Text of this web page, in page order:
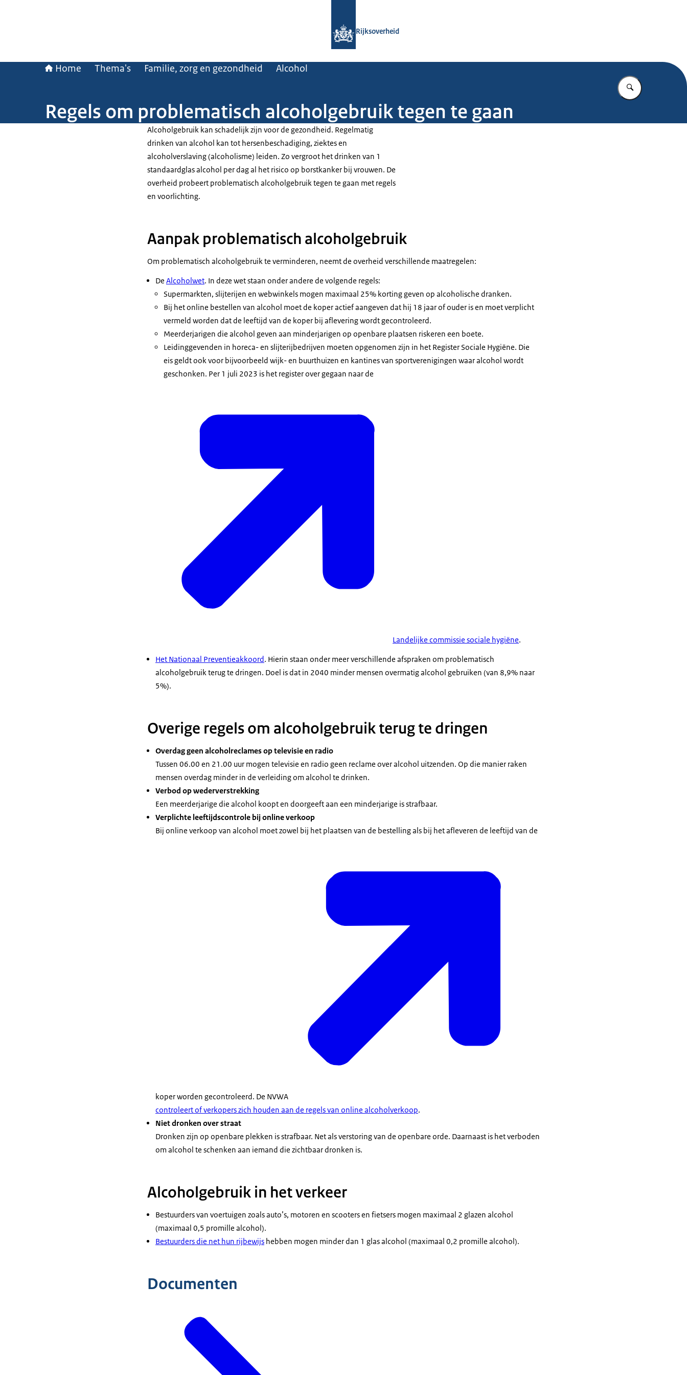
Rijksoverheid
Home Thema's Familie, zorg en gezondheid Alcohol
Vul in wat u
Regels om problematisch alcoholgebruik tegen te gaan
Alcoholgebruik kan schadelijk zijn voor de gezondheid. Regelmatig
drinken van alcohol kan tot hersenbeschadiging, ziektes en
alcoholverslaving (alcoholisme) leiden. Zo vergroot het drinken van 1
standaardglas alcohol per dag al het risico op borstkanker bij vrouwen. De
overheid probeert problematisch alcoholgebruik tegen te gaan met regels
en voorlichting.
Aanpak problematisch alcoholgebruik
Om problematisch alcoholgebruik te verminderen, neemt de overheid verschillende maatregelen:
De Alcoholwet. In deze wet staan onder andere de volgende regels:
Supermarkten, slijterijen en webwinkels mogen maximaal 25% korting geven op alcoholische dranken.
Bij het online bestellen van alcohol moet de koper actief aangeven dat hij 18 jaar of ouder is en moet verplicht
vermeld worden dat de leeftijd van de koper bij aflevering wordt gecontroleerd.
Meerderjarigen die alcohol geven aan minderjarigen op openbare plaatsen riskeren een boete.
Leidinggevenden in horeca- en slijterijbedrijven moeten opgenomen zijn in het Register Sociale Hygiëne. Die
eis geldt ook voor bijvoorbeeld wijk- en buurthuizen en kantines van sportverenigingen waar alcohol wordt
geschonken. Per 1 juli 2023 is het register over gegaan naar de
Landelijke commissie sociale hygiëne.
Het Nationaal Preventieakkoord. Hierin staan onder meer verschillende afspraken om problematisch
alcoholgebruik terug te dringen. Doel is dat in 2040 minder mensen overmatig alcohol gebruiken (van 8,9% naar
5%).
Overige regels om alcoholgebruik terug te dringen
Overdag geen alcoholreclames op televisie en radio
Tussen 06.00 en 21.00 uur mogen televisie en radio geen reclame over alcohol uitzenden. Op die manier raken
mensen overdag minder in de verleiding om alcohol te drinken.
Verbod op wederverstrekking
Een meerderjarige die alcohol koopt en doorgeeft aan een minderjarige is strafbaar.
Verplichte leeftijdscontrole bij online verkoop
Bij online verkoop van alcohol moet zowel bij het plaatsen van de bestelling als bij het afleveren de leeftijd van de
koper worden gecontroleerd. De NVWA
controleert of verkopers zich houden aan de regels van online alcoholverkoop.
Niet dronken over straat
Dronken zijn op openbare plekken is strafbaar. Net als verstoring van de openbare orde. Daarnaast is het verboden
om alcohol te schenken aan iemand die zichtbaar dronken is.
Alcoholgebruik in het verkeer
Bestuurders van voertuigen zoals auto’s, motoren en scooters en fietsers mogen maximaal 2 glazen alcohol
(maximaal 0,5 promille alcohol).
Bestuurders die net hun rijbewijs hebben mogen minder dan 1 glas alcohol (maximaal 0,2 promille alcohol).
Documenten